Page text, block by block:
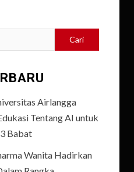
Airlangga
Tentang AI untuk
Babat
Wanita Hadirkan